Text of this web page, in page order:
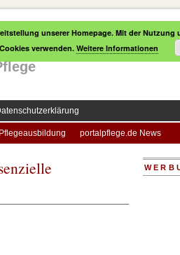
Pflegeausbildung portalpflege.de News
unserer Homepage. Mit der Nutzung
verwenden. Weitere Informationen